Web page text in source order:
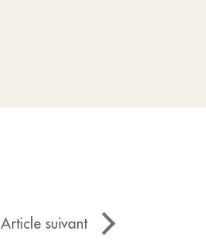
Article suivant